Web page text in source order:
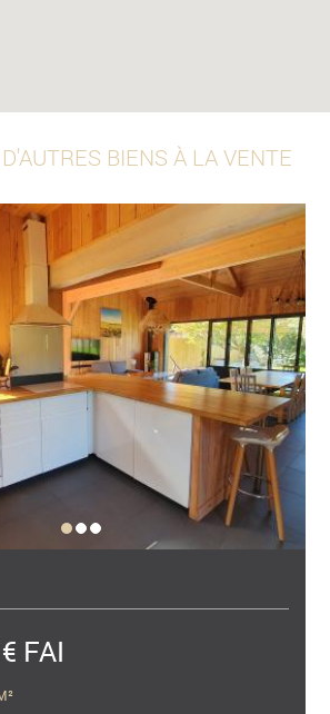
BIENS À LA VENTE
FAI